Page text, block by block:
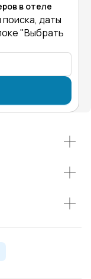
в отеле
даты
"Выбрать